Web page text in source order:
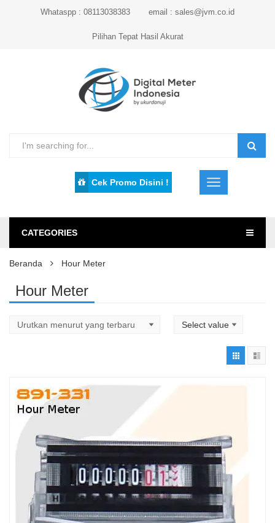
Whataspp : 08113038383 email : sales@jvm.co.id
Pilihan Tepat Hasil Akurat
Cek Promo Disini !
CATEGORIES
Beranda Hour Meter
Hour Meter